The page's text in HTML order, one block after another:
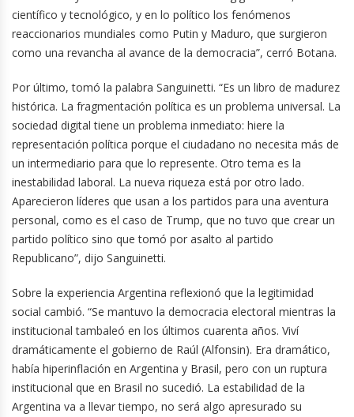
científico y tecnológico, y en lo político los fenómenos
reaccionarios mundiales como Putin y Maduro, que surgieron
como una revancha al avance de la democracia”, cerró Botana.
Por último, tomó la palabra Sanguinetti. “Es un libro de madurez
histórica. La fragmentación política es un problema universal. La
sociedad digital tiene un problema inmediato: hiere la
representación política porque el ciudadano no necesita más de
un intermediario para que lo represente. Otro tema es la
inestabilidad laboral. La nueva riqueza está por otro lado.
Aparecieron líderes que usan a los partidos para una aventura
personal, como es el caso de Trump, que no tuvo que crear un
partido político sino que tomó por asalto al partido
Republicano”, dijo Sanguinetti.
Sobre la experiencia Argentina reflexionó que la legitimidad
social cambió. “Se mantuvo la democracia electoral mientras la
institucional tambaleó en los últimos cuarenta años. Viví
dramáticamente el gobierno de Raúl (Alfonsin). Era dramático,
había hiperinflación en Argentina y Brasil, pero con un ruptura
institucional que en Brasil no sucedió. La estabilidad de la
Argentina va a llevar tiempo, no será algo apresurado su